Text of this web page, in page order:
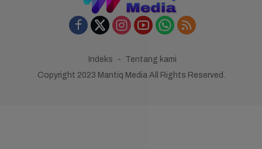
Indeks
Tentang kami
Copyright 2023 Mantiq Media All Rights Reserved.